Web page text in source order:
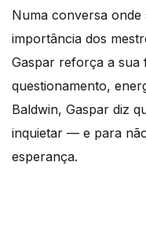
Numa conversa onde
importância dos
Gaspar reforça a sua
questionamento,
Baldwin, Gaspar diz
inquietar — e para
esperança.